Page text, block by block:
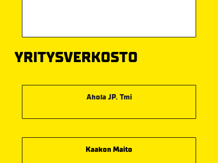
YRITYSVERKOSTO
Ahola JP. Tmi
Kaakon Maito